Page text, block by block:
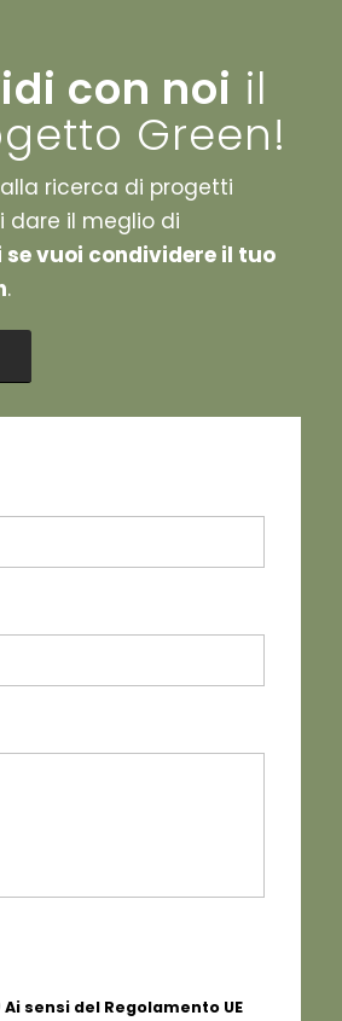
con noi il
Green!
ricerca di progetti
dare il meglio di
vuoi condividere il tuo
.
Ai sensi del Regolamento UE